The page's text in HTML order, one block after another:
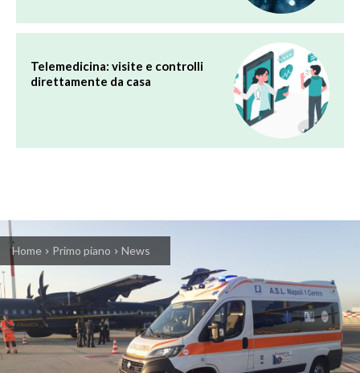
Telemedicina: visite e controlli
direttamente da casa